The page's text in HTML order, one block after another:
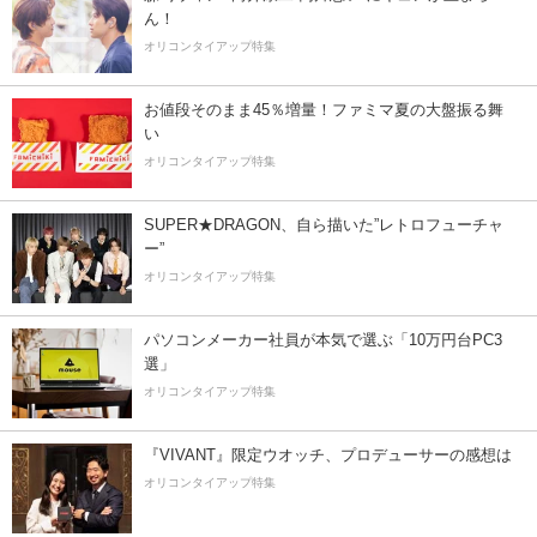
ん！
オリコンタイアップ特集
お値段そのまま45％増量！ファミマ夏の大盤振る舞
い
オリコンタイアップ特集
SUPER★DRAGON、自ら描いた”レトロフューチャ
ー”
オリコンタイアップ特集
パソコンメーカー社員が本気で選ぶ「10万円台PC3
選」
オリコンタイアップ特集
『VIVANT』限定ウオッチ、プロデューサーの感想は
オリコンタイアップ特集